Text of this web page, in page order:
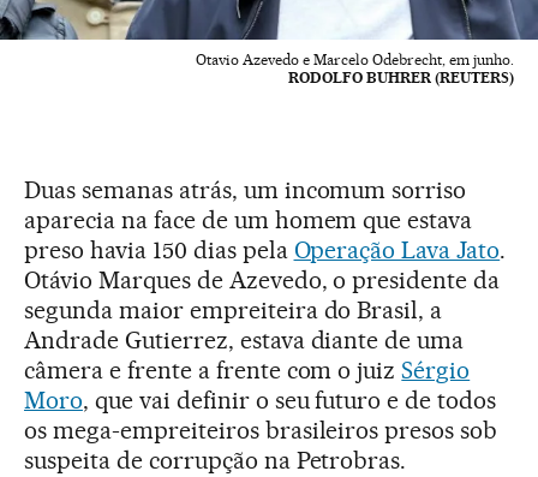
Otavio Azevedo e Marcelo Odebrecht, em junho.
RODOLFO BUHRER (REUTERS)
Duas semanas atrás, um incomum sorriso
aparecia na face de um homem que estava
preso havia 150 dias pela Operação Lava Jato.
Otávio Marques de Azevedo, o presidente da
segunda maior empreiteira do Brasil, a
Andrade Gutierrez, estava diante de uma
câmera e frente a frente com o juizSérgio
Moro, que vai definir o seu futuro e de todos
os mega-empreiteiros brasileiros presos sob
suspeita de corrupção na Petrobras.